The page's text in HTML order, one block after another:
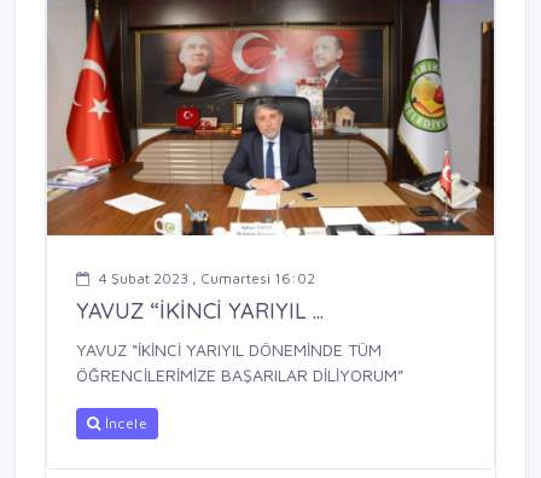
4 Şubat 2023 , Cumartesi 16:02
YAVUZ “İKİNCİ YARIYIL ...
YAVUZ “İKİNCİ YARIYIL DÖNEMİNDE TÜM
ÖĞRENCİLERİMİZE BAŞARILAR DİLİYORUM”
İncele